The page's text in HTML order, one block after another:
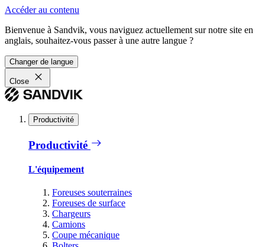
Accéder au contenu
Bienvenue à Sandvik, vous naviguez actuellement sur notre site en
anglais, souhaitez-vous passer à une autre langue ?
Changer de langue
Close
Productivité
Productivité
L'équipement
Foreuses souterraines
Foreuses de surface
Chargeurs
Camions
Coupe mécanique